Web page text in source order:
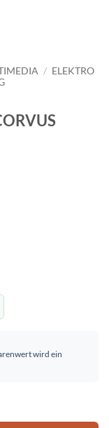
/ ELEKTRO
wird ein